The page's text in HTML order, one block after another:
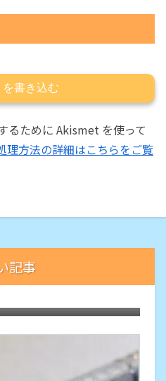
を書き込む
るために Akismet を使って
理方法の詳細はこちらをご覧
記事
ジョン「Gillette